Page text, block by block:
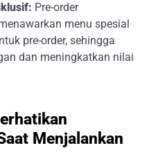
Pre-order
menu spesial
pre-order, sehingga
dan meningkatkan nilai
Menjalankan